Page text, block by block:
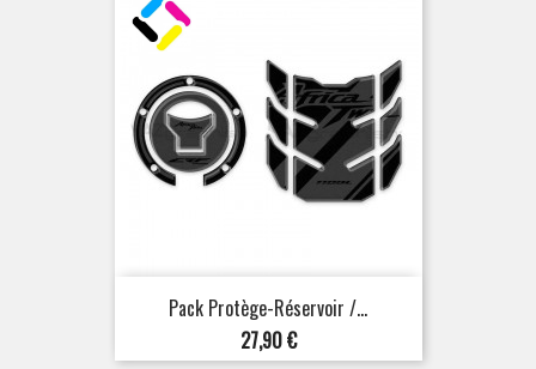
Pack Protège-Réservoir /...
Prix
27,90 €